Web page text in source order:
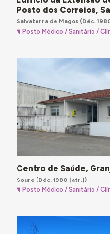
Posto dos Correios,
Salvaterra de Magos(Déc.
Posto Médico / Sanitário /
Centro de Saúde,
Soure (Déc. 1980 [atr.])
Posto Médico / Sanitário /